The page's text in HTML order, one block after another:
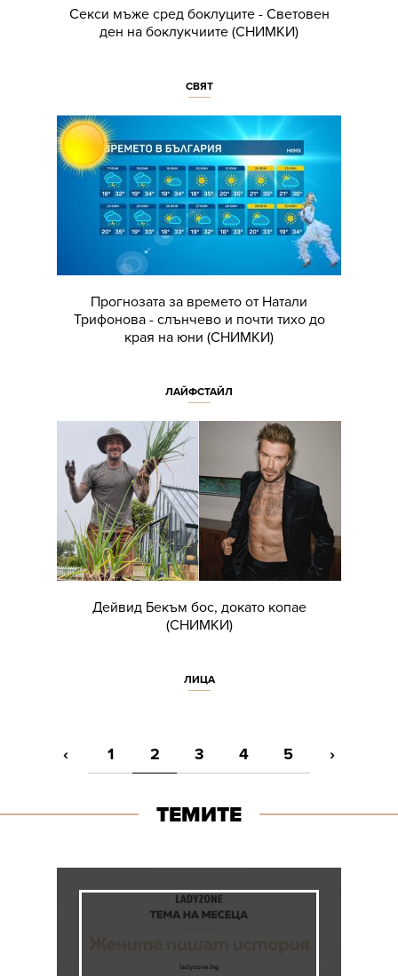
Секси мъже сред боклуците - Световен
ден на боклукчиите (СНИМКИ)
СВЯТ
Прогнозата за времето от Натали
Трифонова - слънчево и почти тихо до
края на юни (СНИМКИ)
ЛАЙФСТАЙЛ
Дейвид Бекъм бос, докато копае
(СНИМКИ)
ЛИЦА
‹ 1 2 3 4 5 ›
ТЕМИТЕ